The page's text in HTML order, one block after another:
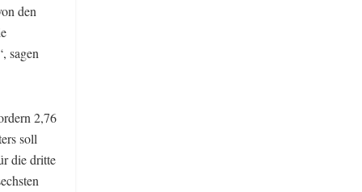
den
sagen
2,76
soll
die dritte